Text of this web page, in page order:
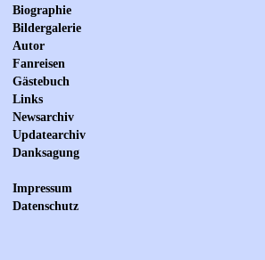
Biographie
Bildergalerie
Autor
Fanreisen
Gästebuch
Links
Newsarchiv
Updatearchiv
Danksagung
Impressum
Datenschutz